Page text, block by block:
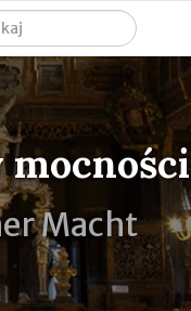
mocności
Macht